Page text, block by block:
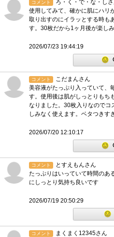
コメント
ろ・く・で・な・し
使用してみて、確かに肌にハリ
取り出すのにイラッとする時も
す。30枚だから1ヶ月後が楽しみ
2026/07/23 19:44:19
コメント
こだまんさん
美容液がたっぷり入っていて、
す。使用後は肌がしっとりもち
なりました。30枚入りなのでコ
しみなく使えます。ベタつきす
2026/07/20 12:10:17
コメント
とすえもんさん
たっぷりはいっていて時間のあ
にしっとり気持ち良いです
2026/07/19 20:50:29
コメント
まくまく12345さん